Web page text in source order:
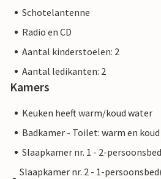
Schotelantenne
Radio en CD
Aantal kinderstoelen: 2
Aantal ledikanten: 2
Kamers
Keuken heeft warm/koud water
Badkamer - Toilet: warm en
Slaapkamer nr. 1 - 2-
Slaapkamer nr. 2 - 1-